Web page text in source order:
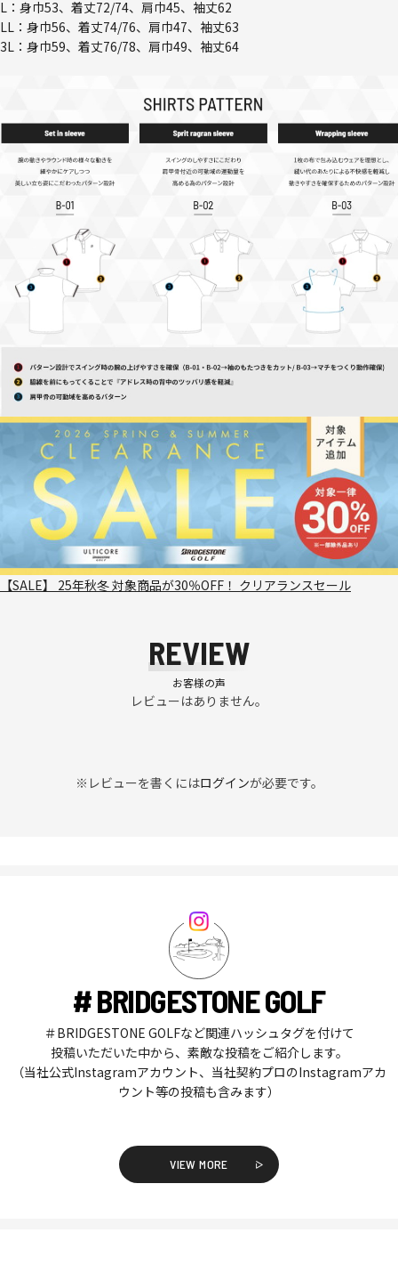
L：身巾53、着丈72/74、肩巾45、袖丈62
LL：身巾56、着丈74/76、肩巾47、袖丈63
3L：身巾59、着丈76/78、肩巾49、袖丈64
【SALE】 25年秋冬 対象商品が30％OFF！ クリアランスセール
REVIEW
お客様の声
レビューはありません。
※レビューを書くにはログインが必要です。
# BRIDGESTONE GOLF
＃BRIDGESTONE GOLFなど関連ハッシュタグを付けて
投稿いただいた中から、素敵な投稿をご紹介します。
（当社公式Instagramアカウント、当社契約プロのInstagramアカ
ウント等の投稿も含みます）
VIEW MORE